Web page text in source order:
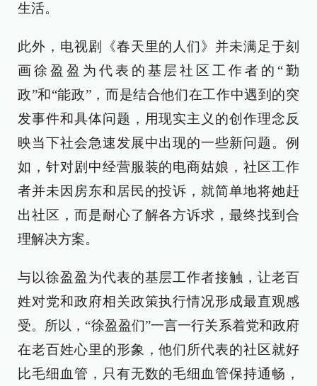
生活。
此外，电视剧《春天里的人们》并未满足于刻
画徐盈盈为代表的基层社区工作者的“勤
政”和“能政”，而是结合他们在工作中遇到的突
发事件和具体问题，用现实主义的创作理念反
映当下社会急速发展中出现的一些新问题。例
如，针对剧中经营服装的电商姑娘，社区工作
者并未因房东和居民的投诉，就简单地将她赶
出社区，而是耐心了解各方诉求，最终找到合
理解决方案。
与以徐盈盈为代表的基层工作者接触，让老百
姓对党和政府相关政策执行情况形成最直观感
受。所以，“徐盈盈们”一言一行关系着党和政府
在老百姓心里的形象，他们所代表的社区就好
比毛细血管，只有无数的毛细血管保持通畅，